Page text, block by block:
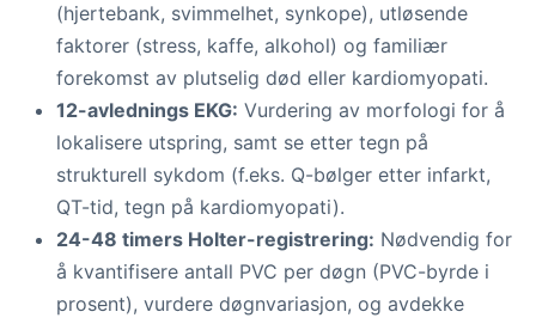
(hjertebank, svimmelhet, synkope), utløsende
faktorer (stress, kaffe, alkohol) og familiær
forekomst av plutselig død eller kardiomyopati.
12-avlednings EKG: Vurdering av morfologi for å
lokalisere utspring, samt se etter tegn på
strukturell sykdom (f.eks. Q-bølger etter infarkt,
QT-tid, tegn på kardiomyopati).
24-48 timers Holter-registrering: Nødvendig for
å kvantifisere antall PVC per døgn (PVC-byrde i
prosent), vurdere døgnvariasjon, og avdekke